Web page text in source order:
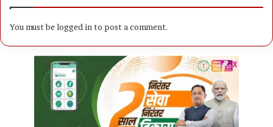
You must belogged in to post a comment.